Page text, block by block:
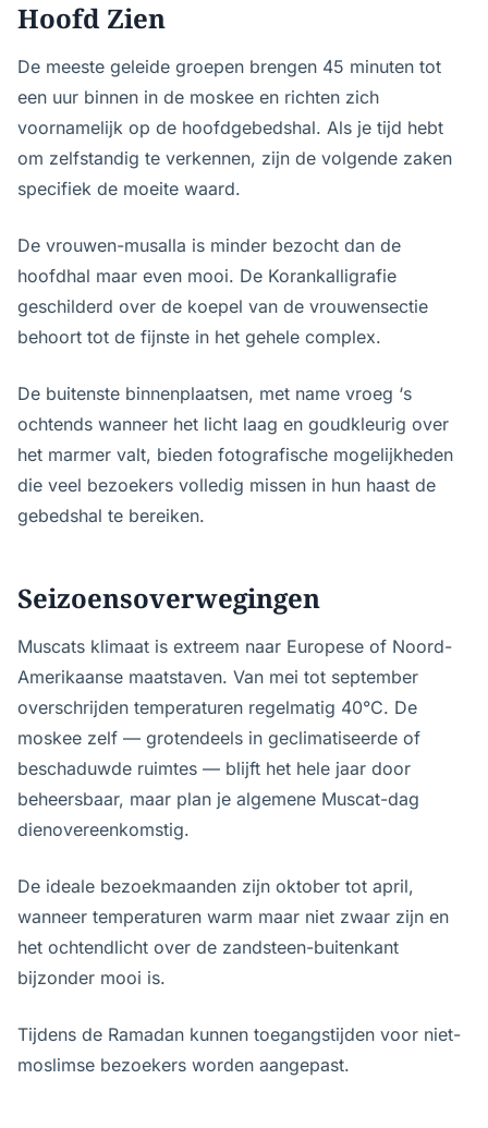
Hoofd Zien
De meeste geleide groepen brengen 45 minuten tot
een uur binnen in de moskee en richten zich
voornamelijk op de hoofdgebedshal. Als je tijd hebt
om zelfstandig te verkennen, zijn de volgende zaken
specifiek de moeite waard.
De vrouwen-musalla is minder bezocht dan de
hoofdhal maar even mooi. De Korankalligrafie
geschilderd over de koepel van de vrouwensectie
behoort tot de fijnste in het gehele complex.
De buitenste binnenplaatsen, met name vroeg ‘s
ochtends wanneer het licht laag en goudkleurig over
het marmer valt, bieden fotografische mogelijkheden
die veel bezoekers volledig missen in hun haast de
gebedshal te bereiken.
Seizoensoverwegingen
Muscats klimaat is extreem naar Europese of Noord-
Amerikaanse maatstaven. Van mei tot september
overschrijden temperaturen regelmatig 40°C. De
moskee zelf — grotendeels in geclimatiseerde of
beschaduwde ruimtes — blijft het hele jaar door
beheersbaar, maar plan je algemene Muscat-dag
dienovereenkomstig.
De ideale bezoekmaanden zijn oktober tot april,
wanneer temperaturen warm maar niet zwaar zijn en
het ochtendlicht over de zandsteen-buitenkant
bijzonder mooi is.
Tijdens de Ramadan kunnen toegangstijden voor niet-
moslimse bezoekers worden aangepast.